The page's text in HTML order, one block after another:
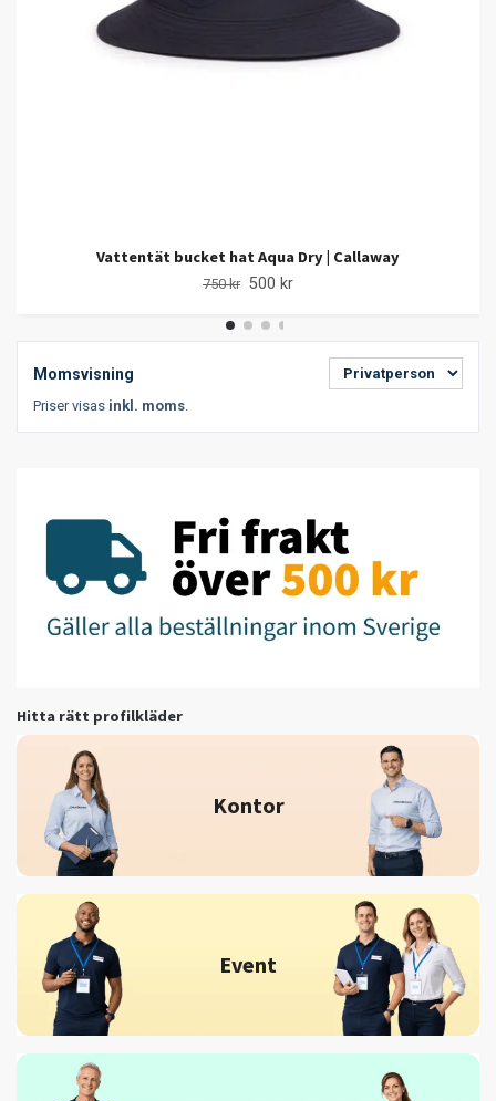
Momsvisning
Priser visas inkl. moms.
Hitta rätt profilkläder
Kontor
Event
Vattentät bucket hat Aqua Dry | Callaway
750 kr 500 kr